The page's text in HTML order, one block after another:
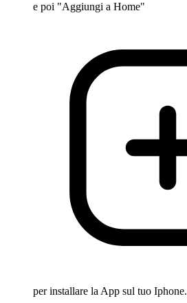
e poi "Aggiungi a Home"
per installare la App sul tuo Iphone.